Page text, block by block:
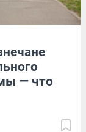
— что